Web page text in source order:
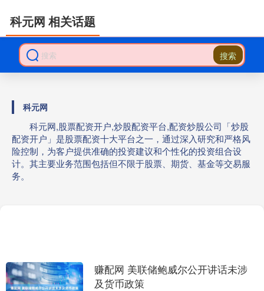
搜索
科元网
科元网,股票配资开户,炒股配资平台,配资炒股公司「炒股
配资开户」是股票配资十大平台之一，通过深入研究和严格风
险控制，为客户提供准确的投资建议和个性化的投资组合设
计。其主要业务范围包括但不限于股票、期货、基金等交易服
务。
科元网 相关话题
赚配网 美联储鲍威尔公开讲话未涉
及货币政策